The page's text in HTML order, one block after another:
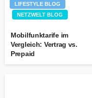
LIFESTYLE BLOG
NETZWELT BLOG
Mobilfunktarife im
Vergleich: Vertrag vs.
Prepaid